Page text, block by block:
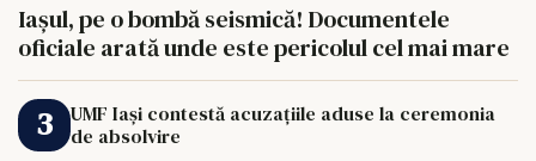
Iașul, pe o bombă seismică! Documentele
oficiale arată unde este pericolul cel mai mare
UMF Iași contestă acuzațiile aduse la ceremonia
de absolvire